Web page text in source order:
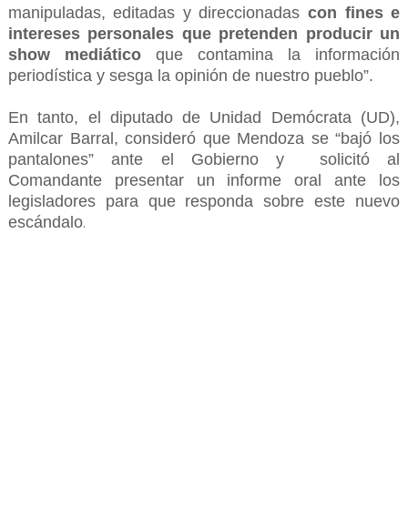
manipuladas, editadas y direccionadascon fines e
intereses personales que pretenden producir un
show mediáticoque contamina la información
periodística y sesga la opinión de nuestro pueblo”.
En tanto, el diputado de Unidad Demócrata (UD),
Amilcar Barral, consideró que Mendoza se “bajó los
pantalones” ante el Gobierno y solicitó al
Comandante presentar un informe oral ante los
legisladores para que responda sobre este nuevo
escándalo.